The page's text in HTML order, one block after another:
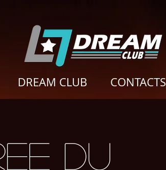
DREAM CLUB CONTACTS
DU